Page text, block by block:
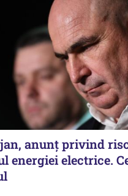
anunț privind
energiei electrice.